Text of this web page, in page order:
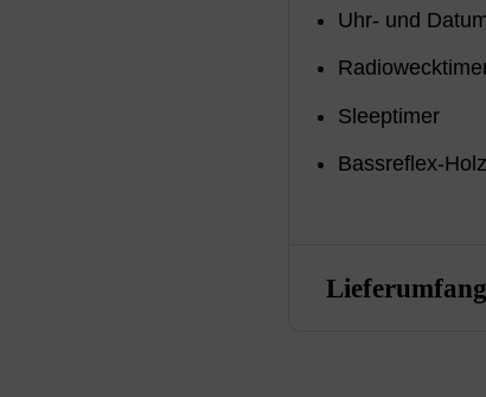
Uhr- und
Sleeptimer
Bassreflex-
Lieferumfang